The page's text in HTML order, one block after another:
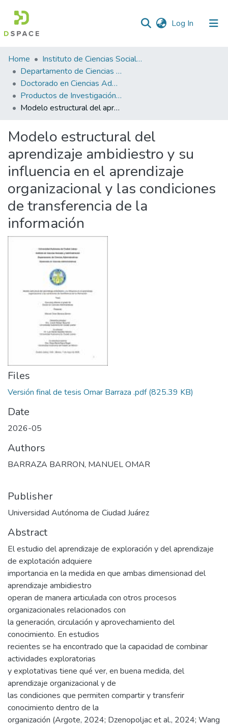
Log In (current)
Statistics
Home
Instituto de Ciencias Sociales y Administración
Departamento de Ciencias Administrativas
Doctorado en Ciencias Administrativas
Productos de Investigación ICSA-DCA
Modelo estructural del aprendizaje ambidiestro y su influencia en el aprendizaje organizacional y las condiciones de transferencia de la información
Modelo estructural del
aprendizaje ambidiestro y su
influencia en el aprendizaje
organizacional y las condiciones
de transferencia de la
información
Files
Versión final de tesis Omar Barraza .pdf(825.39 KB)
Date
2026-05
Authors
BARRAZA BARRON, MANUEL OMAR
Publisher
Universidad Autónoma de Ciudad Juárez
Abstract
El estudio del aprendizaje de exploración y del aprendizaje
de explotación adquiere
importancia en la medida en que ambas dimensionad del
aprendizaje ambidiestro
operan de manera articulada con otros procesos
organizacionales relacionados con
la generación, circulación y aprovechamiento del
conocimiento. En estudios
recientes se ha encontrado que la capacidad de combinar
actividades exploratorias
y explotativas tiene qué ver, en buena medida, del
aprendizaje organizacional y de
las condiciones que permiten compartir y transferir
conocimiento dentro de la
organización (Argote, 2024; Dzenopoljac et al., 2024; Wang